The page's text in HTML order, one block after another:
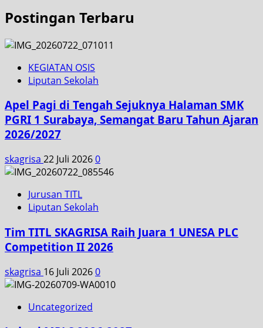
Postingan Terbaru
KEGIATAN OSIS
Liputan Sekolah
Apel Pagi di Tengah Sejuknya Halaman SMK
PGRI 1 Surabaya, Semangat Baru Tahun Ajaran
2026/2027
skagrisa 22 Juli 20260
Jurusan TITL
Liputan Sekolah
Tim TITL SKAGRISA Raih Juara 1 UNESA PLC
Competition II 2026
skagrisa 16 Juli 20260
Uncategorized